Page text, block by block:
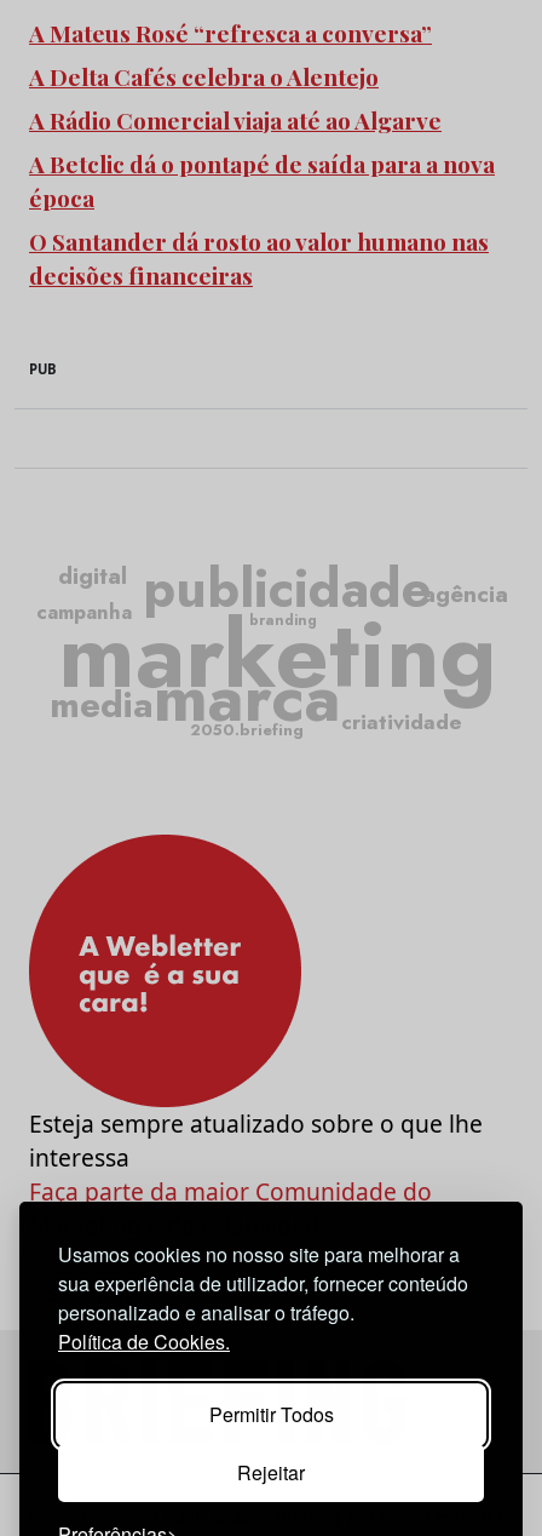
Usamos cookies no nosso site para melhorar a
sua experiência de utilizador, fornecer conteúdo
personalizado e analisar o tráfego.
Política de Cookies.
Permitir Todos
Rejeitar
A Mateus Rosé “refresca a conversa”
A Delta Cafés celebra o Alentejo
A Rádio Comercial viaja até ao Algarve
A Betclic dá o pontapé de saída para a nova
época
O Santander dá rosto ao valor humano nas
decisões financeiras
PUB
marketing
publicidade
marcacriatividade
campanha
media
agência
digital
2050.briefing
branding
Esteja sempre atualizado sobre o que lhe
interessa
Faça parte da maior Comunidade do